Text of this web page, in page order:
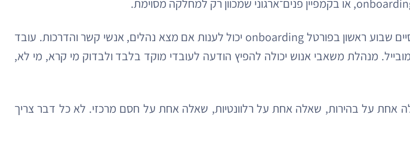
ההבדל חשוב. כשסקר יושב בתוך תהליך העבודה, התגובה מדויקת יותר. עובד חדש שמסיים שבוע ראשון בפורטל onboarding יכול לענות אם מצא נהלים, אנשי קשר והדרכות. עובד
מנהלת משאבי אנוש יכולה להפיץ הודעה לעובדי מוקד בלבד ולבדוק מי קרא, מי לא,
אחת על בהירות, שאלה אחת על רלוונטיות, שאלה אחת על חסם מרכזי. לא כל דבר צריך